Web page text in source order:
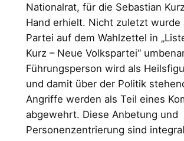
Nationalrat, für die Sebastian
Hand erhielt. Nicht zuletzt wurde
Partei auf dem Wahlzettel in
Kurz – Neue Volkspartei“
Führungsperson wird als
und damit über der Politik
Angriffe werden als Teil eines
abgewehrt. Diese Anbetung und
Personenzentrierung sind